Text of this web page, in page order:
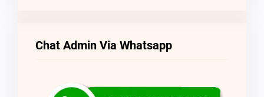
Chat Admin Via Whatsapp